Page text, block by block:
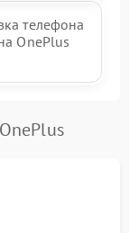
телефона
OnePlus